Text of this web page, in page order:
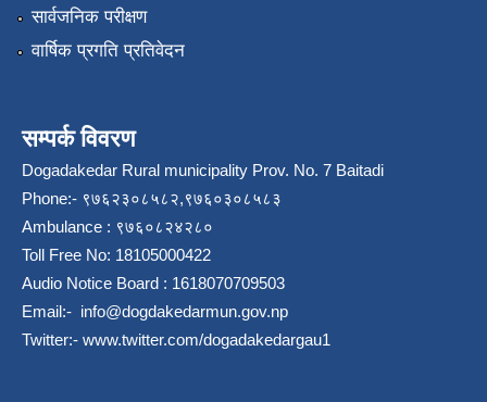
सार्वजनिक परीक्षण
वार्षिक प्रगति प्रतिवेदन
सम्पर्क विवरण
Dogadakedar Rural municipality Prov. No. 7 Baitadi
Phone:- ९७६२३०८५८२,९७६०३०८५८३
Ambulance : ९७६०८२४२८०
Toll Free No: 18105000422
Audio Notice Board : 1618070709503
Email:- info@dogdakedarmun.gov.np
Twitter:- www.twitter.com/dogadakedargau1